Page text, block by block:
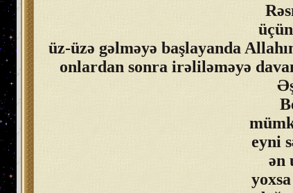
üz-üzə gəlməyə başlayanda
onlardan sonra irəliləməyə
eyni
ən